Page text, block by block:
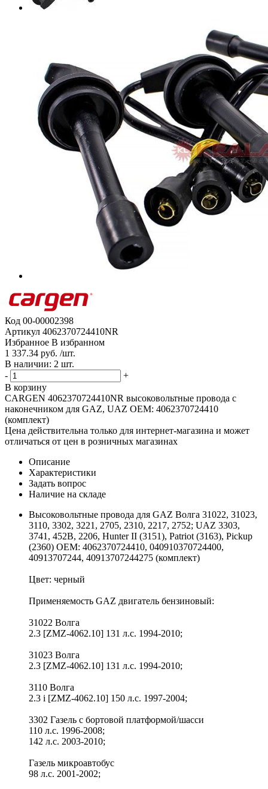
Код 00-00002398
Артикул 4062370724410NR
Избранное В избранном
1 337.34 руб. /шт.
В наличии: 2 шт.
-
+
В корзину
CARGEN 4062370724410NR высоковольтные провода с
наконечником для GAZ, UAZ OEM: 4062370724410
(комплект)
Цена действительна только для интернет-магазина и может
отличаться от цен в розничных магазинах
Описание
Характеристики
Задать вопрос
Наличие на складе
Высоковольтные провода для GAZ Волга 31022, 31023,
3110, 3302, 3221, 2705, 2310, 2217, 2752; UAZ 3303,
3741, 452В, 2206, Hunter II (3151), Patriot (3163), Pickup
(2360) OEM: 4062370724410, 040910370724400,
40913707244, 40913707244275 (комплект)
Цвет: черный
Применяемость GAZ двигатель бензиновый:
31022 Волга
2.3 [ZMZ-4062.10] 131 л.с. 1994-2010;
31023 Волга
2.3 [ZMZ-4062.10] 131 л.с. 1994-2010;
3110 Волга
2.3 i [ZMZ-4062.10] 150 л.с. 1997-2004;
3302 Газель c бортовой платформой/шасси
110 л.с. 1996-2008;
142 л.с. 2003-2010;
Газель микроавтобус
98 л.с. 2001-2002;